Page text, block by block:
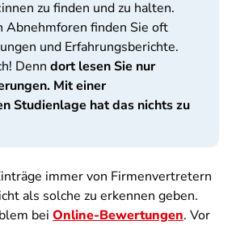
zu finden und zu halten.
Abnehmforen finden Sie oft
und Erfahrungsberichte.
Denn dort lesen Sie nur
Mit einer
Studienlage hat das nichts zu
immer von Firmenvertretern
als solche zu erkennen geben.
bei Online-Bewertungen. Vor